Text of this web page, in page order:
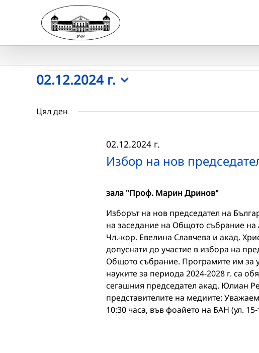
Събития
for
02.12.2024 г.
date.
Цял ден
Избор на нов
02.12.2024 г.
зала "Проф. Марин Дринов"
Изборът на нов председател на
на заседание на Общото събрание
Чл.-кор. Евелина Славчева и акад.
допуснати до участие в избора на
Общото събрание. Програмите им за
науките за периода 2024-2028 г. са
сегашния председател акад. Юлиан
представителите на медиите:
10:30 часа, във фоайето на БАН (ул.